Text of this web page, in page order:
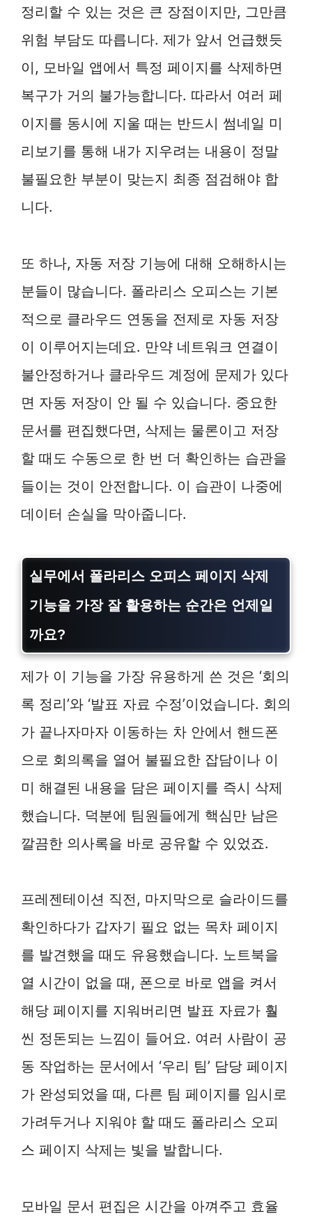
정리할 수 있는 것은 큰 장점이지만, 그만큼
위험 부담도 따릅니다. 제가 앞서 언급했듯
이, 모바일 앱에서 특정 페이지를 삭제하면
복구가 거의 불가능합니다. 따라서 여러 페
이지를 동시에 지울 때는 반드시 썸네일 미
리보기를 통해 내가 지우려는 내용이 정말
불필요한 부분이 맞는지 최종 점검해야 합
니다.
또 하나, 자동 저장 기능에 대해 오해하시는
분들이 많습니다. 폴라리스 오피스는 기본
적으로 클라우드 연동을 전제로 자동 저장
이 이루어지는데요. 만약 네트워크 연결이
불안정하거나 클라우드 계정에 문제가 있다
면 자동 저장이 안 될 수 있습니다. 중요한
문서를 편집했다면, 삭제는 물론이고 저장
할 때도 수동으로 한 번 더 확인하는 습관을
들이는 것이 안전합니다. 이 습관이 나중에
데이터 손실을 막아줍니다.
실무에서 폴라리스 오피스 페이지 삭제
기능을 가장 잘 활용하는 순간은 언제일
까요?
제가 이 기능을 가장 유용하게 쓴 것은 ‘회의
록 정리’와 ‘발표 자료 수정’이었습니다. 회의
가 끝나자마자 이동하는 차 안에서 핸드폰
으로 회의록을 열어 불필요한 잡담이나 이
미 해결된 내용을 담은 페이지를 즉시 삭제
했습니다. 덕분에 팀원들에게 핵심만 남은
깔끔한 의사록을 바로 공유할 수 있었죠.
프레젠테이션 직전, 마지막으로 슬라이드를
확인하다가 갑자기 필요 없는 목차 페이지
를 발견했을 때도 유용했습니다. 노트북을
열 시간이 없을 때, 폰으로 바로 앱을 켜서
해당 페이지를 지워버리면 발표 자료가 훨
씬 정돈되는 느낌이 들어요. 여러 사람이 공
동 작업하는 문서에서 ‘우리 팀’ 담당 페이지
가 완성되었을 때, 다른 팀 페이지를 임시로
가려두거나 지워야 할 때도 폴라리스 오피
스 페이지 삭제는 빛을 발합니다.
모바일 문서 편집은 시간을 아껴주고 효율